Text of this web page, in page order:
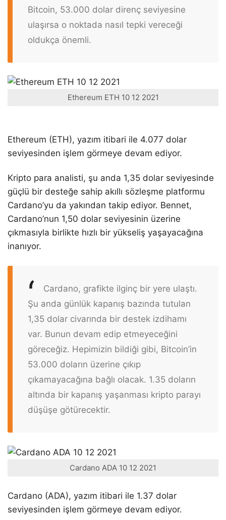
Bitcoin, 53.000 dolar direnç seviyesine
ulaşırsa o noktada nasıl tepki vereceği
oldukça önemli.
Ethereum ETH 10 12 2021
Ethereum (ETH), yazım itibari ile 4.077 dolar
seviyesinden işlem görmeye devam ediyor.
Kripto para analisti, şu anda 1,35 dolar seviyesinde
güçlü bir desteğe sahip akıllı sözleşme platformu
Cardano’yu da yakından takip ediyor. Bennet,
Cardano’nun 1,50 dolar seviyesinin üzerine
çıkmasıyla birlikte hızlı bir yükseliş yaşayacağına
inanıyor.
Cardano, grafikte ilginç bir yere ulaştı.
Şu anda günlük kapanış bazında tutulan
1,35 dolar civarında bir destek izdihamı
var. Bunun devam edip etmeyeceğini
göreceğiz. Hepimizin bildiği gibi, Bitcoin’in
53.000 doların üzerine çıkıp
çıkamayacağına bağlı olacak. 1.35 doların
altında bir kapanış yaşanması kripto parayı
düşüşe götürecektir.
Cardano ADA 10 12 2021
Cardano (ADA), yazım itibari ile 1.37 dolar
seviyesinden işlem görmeye devam ediyor.